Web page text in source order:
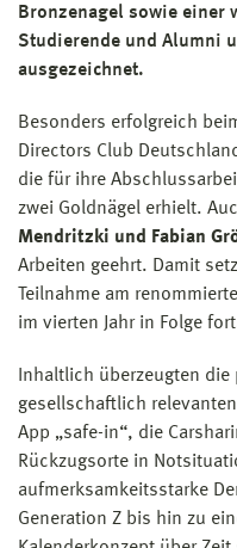
Bronzenagel sowie einer
Studierende und Alumni
ausgezeichnet.
Besonders erfolgreich
Directors Club
die für ihre
zwei Goldnägel erhielt.
Mendritzki und Fabian
Arbeiten geehrt. Damit
Teilnahme am
im vierten Jahr in Folge
Inhaltlich überzeugten
gesellschaftlich
App „safe-in“, die
Rückzugsorte in
aufmerksamkeitsstarke
Generation Z bis hin zu